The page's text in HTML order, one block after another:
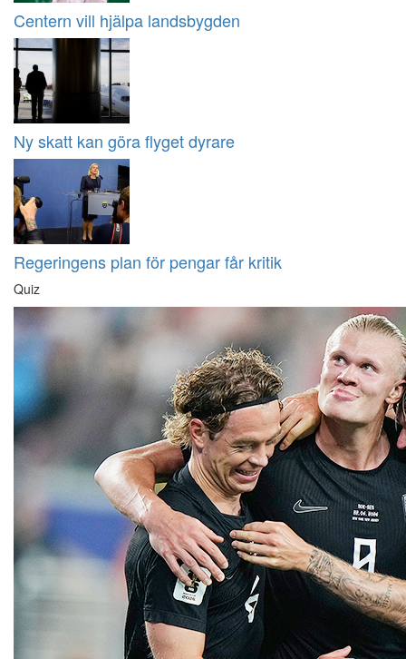
Centern vill hjälpa landsbygden
Ny skatt kan göra flyget dyrare
Regeringens plan för pengar får kritik
Quiz